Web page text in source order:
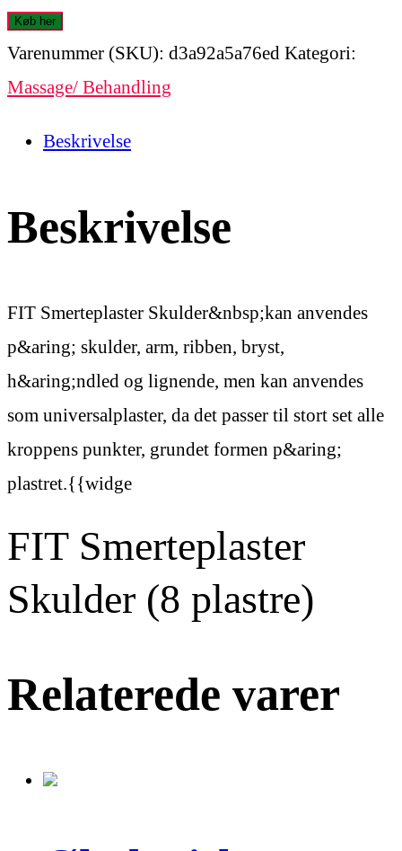
Køb her
Varenummer (SKU): d3a92a5a76ed Kategori:
Massage/ Behandling
Beskrivelse
Beskrivelse
FIT Smerteplaster Skulder&nbsp;kan anvendes
p&aring; skulder, arm, ribben, bryst,
h&aring;ndled og lignende, men kan anvendes
som universalplaster, da det passer til stort set alle
kroppens punkter, grundet formen p&aring;
plastret.{{widge
FIT Smerteplaster
Skulder (8 plastre)
Relaterede varer